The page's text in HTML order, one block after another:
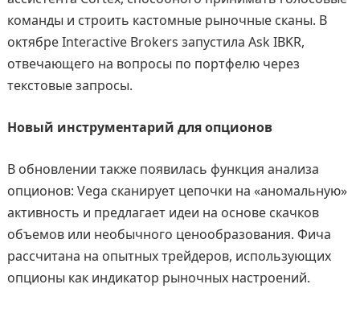
команды и строить кастомные рыночные сканы. В
октябре Interactive Brokers запустила Ask IBKR,
отвечающего на вопросы по портфелю через
текстовые запросы.
Новый инструментарий для опционов
В обновлении также появилась функция анализа
опционов: Vega сканирует цепочки на «аномальную»
активность и предлагает идеи на основе скачков
объемов или необычного ценообразования. Фича
рассчитана на опытных трейдеров, использующих
опционы как индикатор рыночных настроений.